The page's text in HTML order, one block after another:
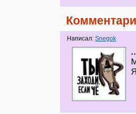
Написал:Snegok